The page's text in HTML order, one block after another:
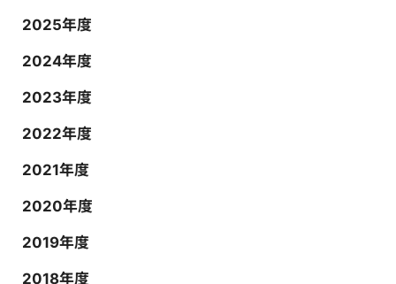
2025年度
2024年度
2023年度
2022年度
2021年度
2020年度
2019年度
2018年度